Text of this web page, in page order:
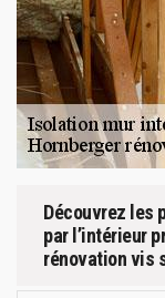
Découvrez les
par l’intérieur
rénovation vis